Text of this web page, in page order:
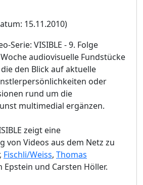
15.11.2010)
audiovisuelle Fundstücke
den Blick auf aktuelle
oder
rund um die
multimedial ergänzen.
zeigt eine
von Videos aus dem Netz zu
Fischli/Weiss, Thomas
Epstein und Carsten Höller.